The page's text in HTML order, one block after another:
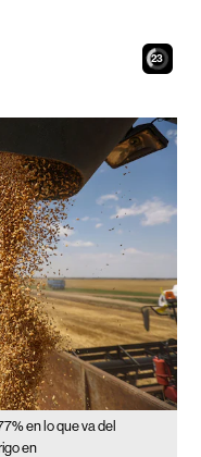
21
en lo que va del
en